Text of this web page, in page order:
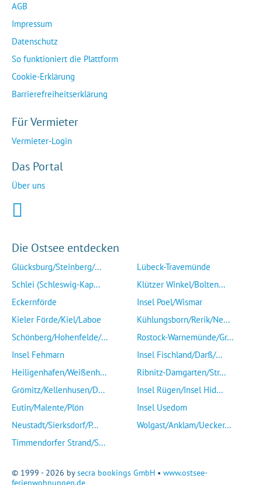
AGB
Impressum
Datenschutz
So funktioniert die Plattform
Cookie-Erklärung
Barrierefreiheitserklärung
Für Vermieter
Vermieter-Login
Das Portal
Über uns
Die Ostsee entdecken
Glücksburg/Steinberg/...
Schlei (Schleswig-Kap...
Eckernförde
Kieler Förde/Kiel/Laboe
Schönberg/Hohenfelde/...
Insel Fehmarn
Heiligenhafen/Weißenh...
Grömitz/Kellenhusen/D...
Eutin/Malente/Plön
Neustadt/Sierksdorf/P...
Timmendorfer Strand/S...
Lübeck-Travemünde
Klützer Winkel/Bolten...
Insel Poel/Wismar
Kühlungsborn/Rerik/Ne...
Rostock-Warnemünde/Gr...
Insel Fischland/Darß/...
Ribnitz-Damgarten/Str...
Insel Rügen/Insel Hid...
Insel Usedom
Wolgast/Anklam/Uecker...
© 1999 - 2026 bysecra bookings GmbH • www.ostsee-
ferienwohnungen.de